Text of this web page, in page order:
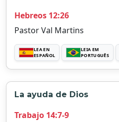
Hebreos 12:26
Pastor Val Martins
LEA EN
ESPAÑOL
LEIA EM
PORTUGUÊS
La ayuda de Dios
Trabajo 14:7-9